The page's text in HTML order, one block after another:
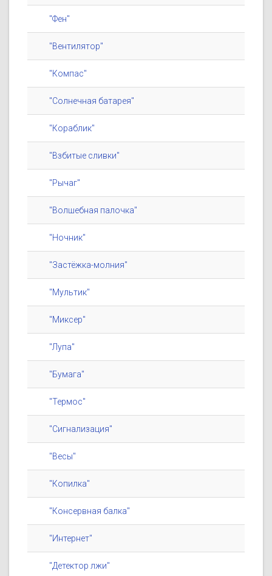
"Фен"
"Вентилятор"
"Компас"
"Солнечная батарея"
"Кораблик"
"Взбитые сливки"
"Рычаг"
"Волшебная палочка"
"Ночник"
"Застёжка-молния"
"Мультик"
"Миксер"
"Лупа"
"Бумага"
"Термос"
"Сигнализация"
"Весы"
"Копилка"
"Консервная балка"
"Интернет"
"Детектор лжи"